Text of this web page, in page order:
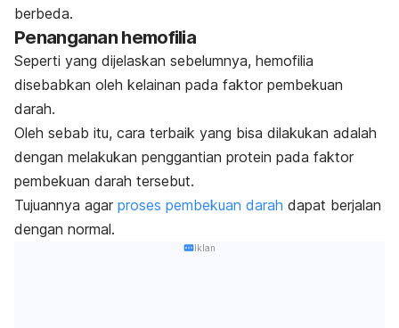
berbeda.
Penanganan hemofilia
Seperti yang dijelaskan sebelumnya, hemofilia
disebabkan oleh kelainan pada faktor pembekuan
darah.
Oleh sebab itu, cara terbaik yang bisa dilakukan adalah
dengan melakukan penggantian protein pada faktor
pembekuan darah tersebut.
Tujuannya agar proses pembekuan darah dapat berjalan
dengan normal.
Iklan